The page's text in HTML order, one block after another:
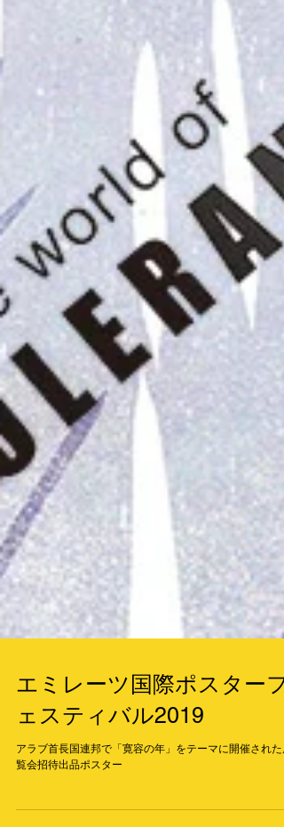
エミレーツ国際ポスターフ
ェスティバル2019
覧会招待出品ポスター